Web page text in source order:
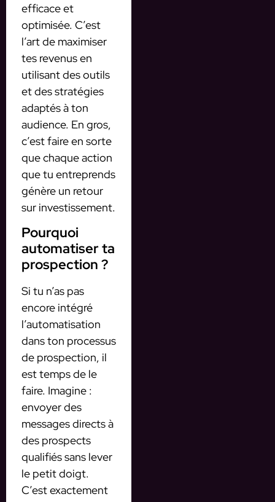
efficace et
optimisée. C’est
l’art de maximiser
tes revenus en
utilisant des outils
et des stratégies
adaptés à ton
audience. En gros,
c’est faire en sorte
que chaque action
que tu entreprends
génère un retour
sur investissement.
Pourquoi
automatiser ta
prospection ?
Si tu n’as pas
encore intégré
l’automatisation
dans ton processus
de prospection, il
est temps de le
faire. Imagine :
envoyer des
messages directs à
des prospects
qualifiés sans lever
le petit doigt.
C’est exactement